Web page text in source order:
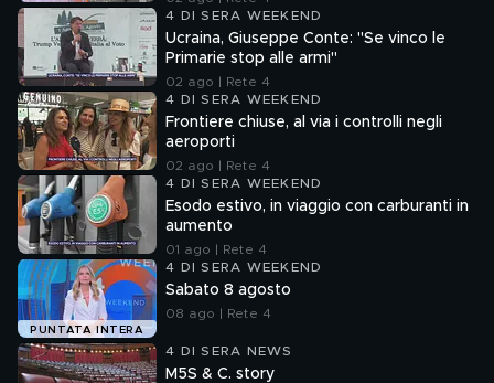
4 DI SERA WEEKEND
Ucraina, Giuseppe Conte: "Se vinco le
Primarie stop alle armi"
02 ago | Rete 4
4 DI SERA WEEKEND
Frontiere chiuse, al via i controlli negli
aeroporti
02 ago | Rete 4
4 DI SERA WEEKEND
Esodo estivo, in viaggio con carburanti in
aumento
01 ago | Rete 4
PUNTATA INTERA
4 DI SERA WEEKEND
Sabato 8 agosto
08 ago | Rete 4
4 DI SERA NEWS
M5S & C. story